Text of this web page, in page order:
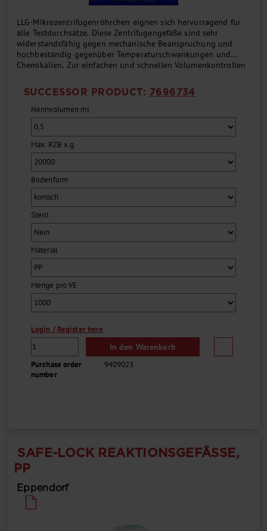
LLG-Mikrozentrifugenröhrchen eignen sich hervorragend für
alle Testdurchsätze. Diese Zentrifugengefäße sind sehr
widerstandsfähig gegen mechanische Beanspruchung und
hochbeständig gegenüber Temperaturschwankungen und
Chemikalien. Zur einfachen und schnellen Volumenkontrollen
Kappendesign mit Klick-Verriegelungsmechanismus sorgt für
einen sicheren Dichtsitz und erleichtert das Öffnen und
Schließen. Mit mattierter Beschriftungsfläche am Gehäuse....
SUCCESSOR PRODUCT: 7696734
Nennvolumen ml
Max. RZB x g
Bodenform
Steril
Material
Menge pro VE
Login / Register here
In den Warenkorb
Purchase order
number
9409023
SAFE-LOCK REAKTIONSGEFÄSSE, P
P
Eppendorf